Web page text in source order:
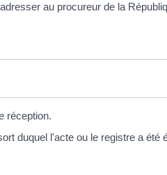
au procureur de la
réception.
duquel l'acte ou le registre a été